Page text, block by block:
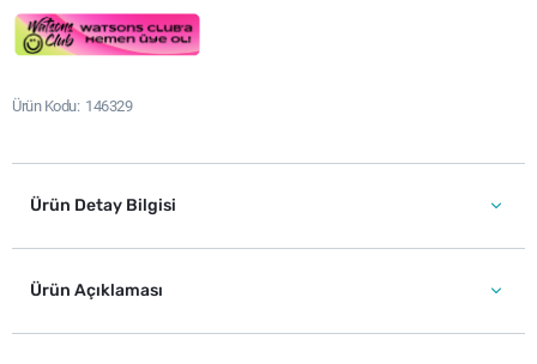
Ürün Kodu 146329
Ürün Detay Bilgisi
Ürün Açıklaması